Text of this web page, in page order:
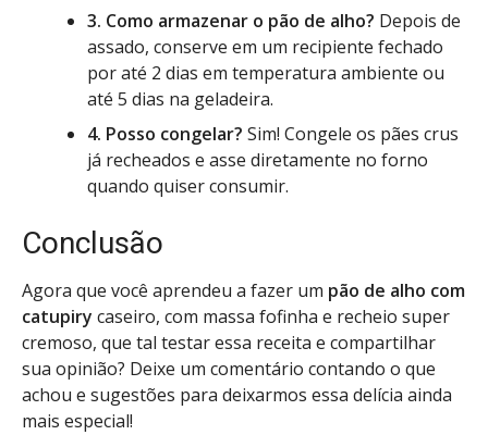
3. Como armazenar o pão de alho? Depois de
assado, conserve em um recipiente fechado
por até 2 dias em temperatura ambiente ou
até 5 dias na geladeira.
4. Posso congelar? Sim! Congele os pães crus
já recheados e asse diretamente no forno
quando quiser consumir.
Conclusão
Agora que você aprendeu a fazer um pão de alho com
catupiry caseiro, com massa fofinha e recheio super
cremoso, que tal testar essa receita e compartilhar
sua opinião? Deixe um comentário contando o que
achou e sugestões para deixarmos essa delícia ainda
mais especial!